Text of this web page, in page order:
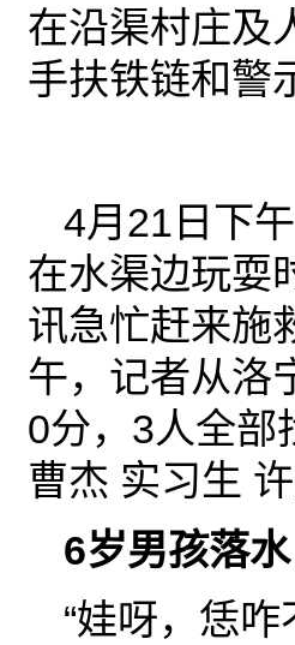
在沿渠村庄及
手扶铁链和警
4月21日下
在水渠边玩耍
讯急忙赶来施
午，记者从洛
0分，3人全部
曹杰 实习生
6岁男孩落
“娃呀，恁